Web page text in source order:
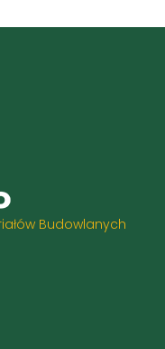
Budowlanych